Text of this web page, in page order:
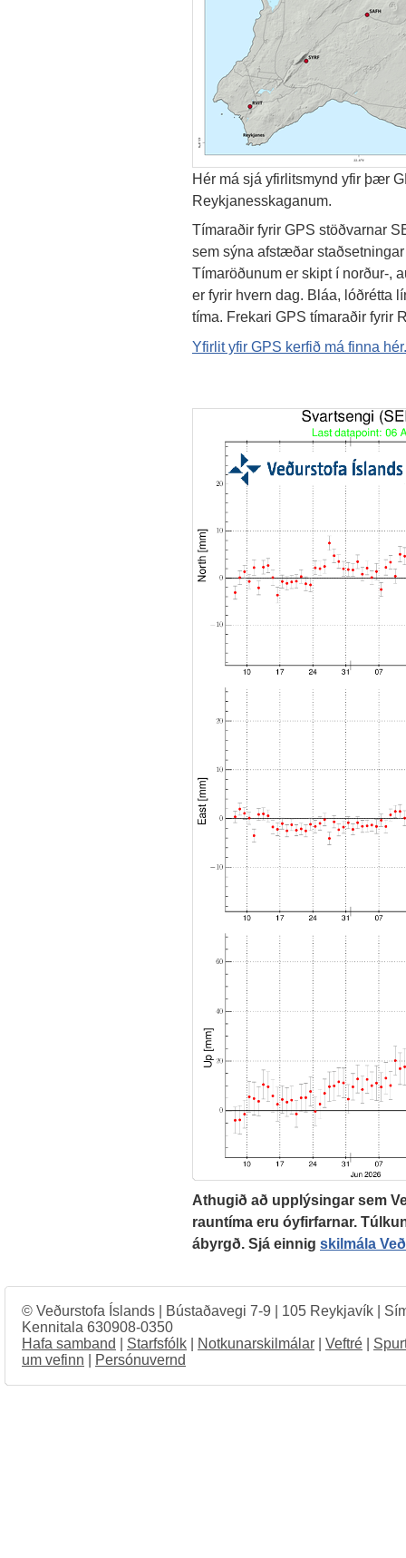
Hér má sjá yfirlitsmynd yfir þær
Reykjanesskaganum.
Tímaraðir fyrir GPS stöðvarnar
sem sýna afstæðar
Tímaröðunum er skipt í norður-,
er fyrir hvern dag. Bláa, lóðrétta
tíma. Frekari GPS tímaraðir fyrir
Yfirlit yfir GPS kerfið má finna hér.
Athugið að upplýsingar sem
rauntíma eru óyfirfarnar.
ábyrgð. Sjá einnig skilmála
© Veðurstofa Íslands | Bústaðavegi 7-9 | 105 Reykjavík |
Kennitala 630908-0350
Hafa samband
Starfsfólk Notkunarskilmálar Veftré
um vefinn
Persónuvernd